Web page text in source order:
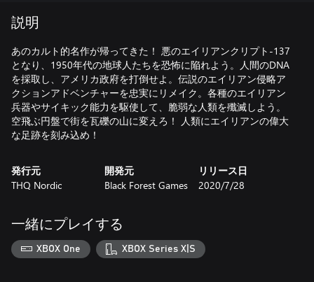
説明
あのカルト的名作が帰ってきた！ 悪のエイリアンクリプト-137
となり、1950年代の地球人たちを恐怖に陥れよう。人間のDNA
を採取し、アメリカ政府を打倒せよ。伝説のエイリアン侵略ア
クションアドベンチャーを忠実にリメイク。各種のエイリアン
兵器やサイキック能力を駆使して、脆弱な人類を殲滅しよう。
空飛ぶ円盤で街を瓦礫の山に変えろ！ 人類にエイリアンの偉大
な足跡を刻み込め！
発行元
THQ Nordic
開発元
Black Forest Games
リリース日
2020/7/28
一緒にプレイする
XBOX One XBOX Series X|S